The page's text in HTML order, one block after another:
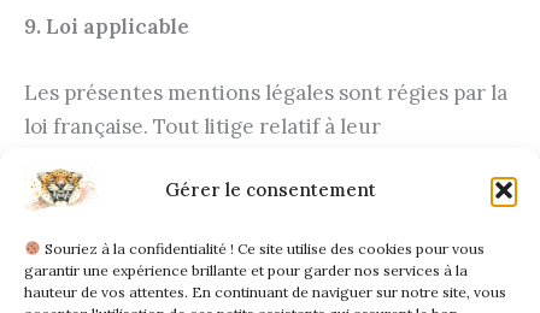
Gérer le consentement
Souriez à la confidentialité ! Ce site utilise des cookies pour vous
garantir une expérience brillante et pour garder nos services à la
hauteur de vos attentes. En continuant de naviguer sur notre site, vous
9. Loi applicable
Les présentes mentions légales sont régies par la
loi française. Tout litige relatif à leur
compétence exclusive des tribunaux français.
Accueil